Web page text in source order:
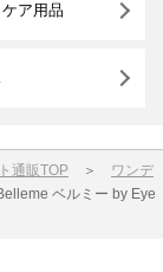
ア用品
通販TOP ＞ ワンデ
ベルミー by Eye